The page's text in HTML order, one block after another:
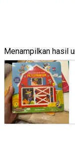
Menampilkan hasil